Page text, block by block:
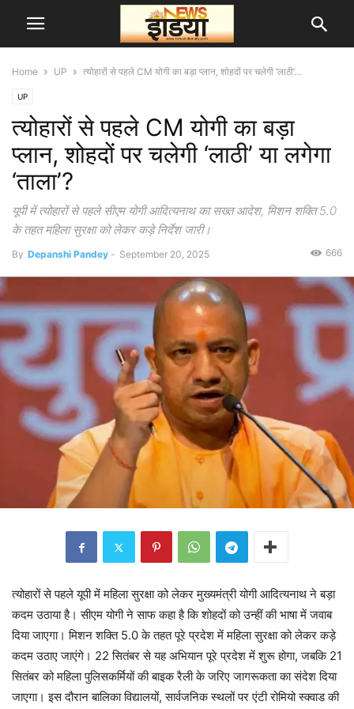
Home UP त्योहारों से पहले CM योगी का बड़ा प्लान, शोहदों पर चलेगी ‘लाठी’...
UP
त्योहारों से पहले CM योगी का बड़ा
प्लान, शोहदों पर चलेगी ‘लाठी’ या लगेगा
‘ताला’?
यूपी में त्योहारों से पहले सीएम योगी आदित्यनाथ का सख्त आदेश, मिशन शक्ति 5.0
के तहत महिला सुरक्षा को लेकर कड़े निर्देश जारी।
By Depanshi Pandey - September 20, 2025 666
त्योहारों से पहले यूपी में महिला सुरक्षा को लेकर मुख्यमंत्री योगी आदित्यनाथ ने बड़ा
कदम उठाया है। सीएम योगी ने साफ कहा है कि शोहदों को उन्हीं की भाषा में जवाब
दिया जाएगा। मिशन शक्ति 5.0 के तहत पूरे प्रदेश में महिला सुरक्षा को लेकर कड़े
कदम उठाए जाएंगे। 22 सितंबर से यह अभियान पूरे प्रदेश में शुरू होगा, जबकि 21
सितंबर को महिला पुलिसकर्मियों की बाइक रैली के जरिए जागरूकता का संदेश दिया
जाएगा। इस दौरान बालिका विद्यालयों, सार्वजनिक स्थलों पर एंटी रोमियो स्क्वाड की